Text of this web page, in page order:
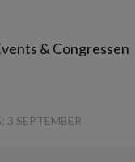
& Congressen
3 SEPTEMBER